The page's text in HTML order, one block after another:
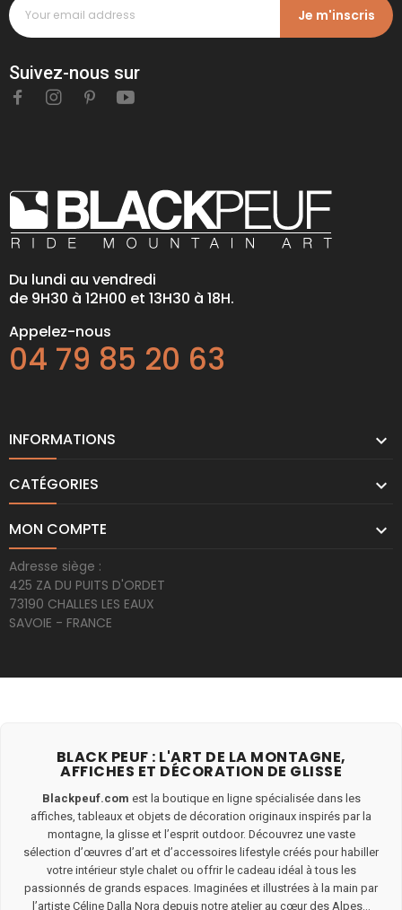
Je m'inscris
Suivez-nous sur
Du lundi au vendredi
de 9H30 à 12H00 et 13H30 à 18H.
Appelez-nous
04 79 85 20 63
INFORMATIONS 
CATÉGORIES 
MON COMPTE 
Adresse siège :
425 ZA DU PUITS D'ORDET
73190 CHALLES LES EAUX
SAVOIE - FRANCE
BLACK PEUF : L'ART DE LA MONTAGNE,
AFFICHES ET DÉCORATION DE GLISSE
Blackpeuf.com est la boutique en ligne spécialisée dans les
affiches, tableaux et objets de décoration originaux inspirés par la
montagne, la glisse et l’esprit outdoor. Découvrez une vaste
sélection d’œuvres d’art et d’accessoires lifestyle créés pour habiller
votre intérieur style chalet ou offrir le cadeau idéal à tous les
passionnés de grands espaces. Imaginées et illustrées à la main par
l’artiste Céline Dalla Nora depuis notre atelier au cœur des Alpes...